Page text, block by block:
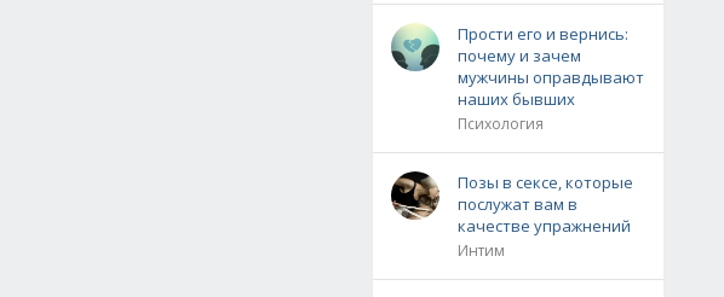
Прости его и вернись:
почему и зачем
мужчины оправдывают
наших бывших
Психология
Позы в сексе, которые
послужат вам в
качестве упражнений
Интим